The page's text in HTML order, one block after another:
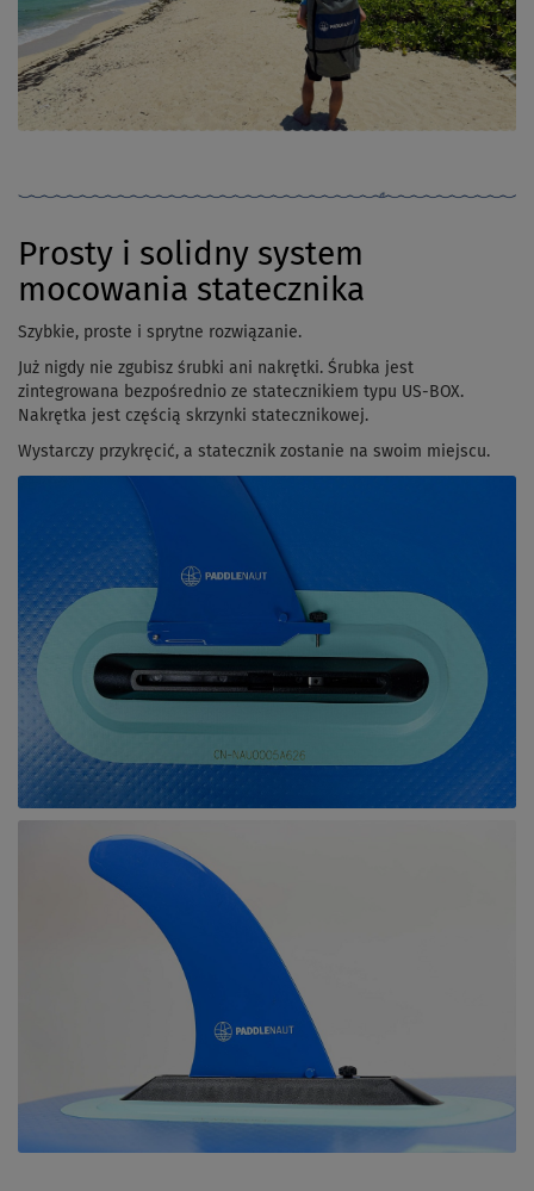
Prosty i solidny system
mocowania statecznika
Szybkie, proste i sprytne rozwiązanie.
Już nigdy nie zgubisz śrubki ani nakrętki. Śrubka jest
zintegrowana bezpośrednio ze statecznikiem typu US-BOX.
Nakrętka jest częścią skrzynki statecznikowej.
Wystarczy przykręcić, a statecznik zostanie na swoim miejscu.